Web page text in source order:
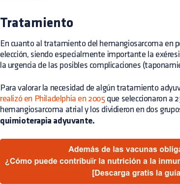
Tratamiento
En cuanto al tratamiento del hemangiosarcoma en
elección, siendo especialmente importante la
la urgencia de las posibles complicaciones
Para valorar la necesidad de algún tratamiento
realizó en Philadelphia en 2005 que seleccionaron a
hemangiosarcoma atrial y los dividieron en dos
quimioterapia adyuvante.